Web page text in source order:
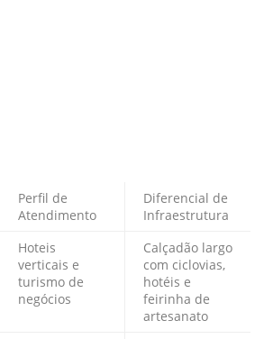
Perfil de
Atendimento
Diferencial de
Infraestrutura
Hoteis
verticais e
turismo de
negócios
Calçadão largo
com ciclovias,
hotéis e
feirinha de
artesanato